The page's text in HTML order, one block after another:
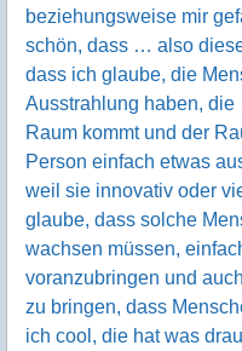
beziehungsweise mir
schön, dass … also
dass ich glaube, die
Ausstrahlung haben,
Raum kommt und der
Person einfach etwas
weil sie innovativ oder
glaube, dass solche
wachsen müssen,
voranzubringen und
zu bringen, dass
ich cool, die hat was